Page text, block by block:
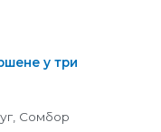
у три
, Сомбор